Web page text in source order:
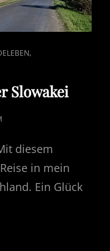
,
Slowakei
diesem
in mein
Ein Glück